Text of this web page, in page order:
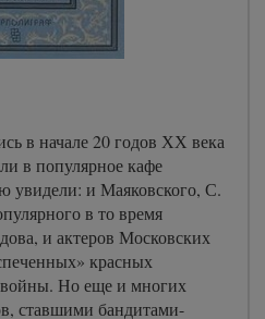
в начале 20 годов ХХ века
в популярное кафе
и Маяковского, С.
в то время
и актеров Московских
красных
войны. Но еще и многих
ставшими бандитами-